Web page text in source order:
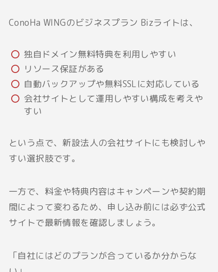
ConoHa WINGのビジネスプラン Bizライトは、
独自ドメイン無料特典を利用しやすい
リソース保証がある
自動バックアップや無料SSLに対応している
会社サイトとして運用しやすい構成を考えや
すい
という点で、新設法人の会社サイトにも検討しや
すい選択肢です。
一方で、料金や特典内容はキャンペーンや契約期
間によって変わるため、申し込み前には必ず公式
サイトで最新情報を確認しましょう。
「自社にはどのプランが合っているか分からな